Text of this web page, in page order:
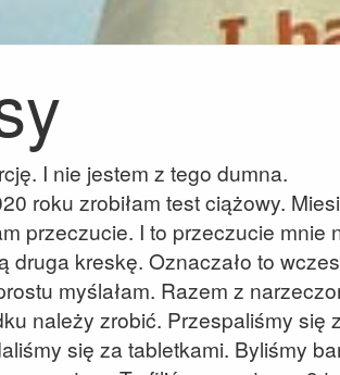
I nie jestem z tego dumna.
roku zrobiłam test ciążowy.
przeczucie. I to przeczucie mnie
druga kreskę. Oznaczało to
myślałam. Razem z
należy zrobić. Przespaliśmy się
się za tabletkami. Byliśmy